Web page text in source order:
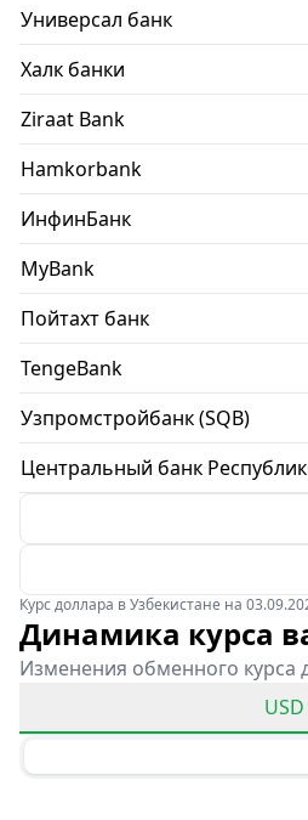
Универсал банк
Халк банки
Ziraat Bank
Hamkorbank
ИнфинБанк
MyBank
Пойтахт банк
TengeBank
Узпромстройбанк (SQB)
Центральный банк
Курс доллара в Узбекистане на
Динамика курса
Изменения обменного курса
USD